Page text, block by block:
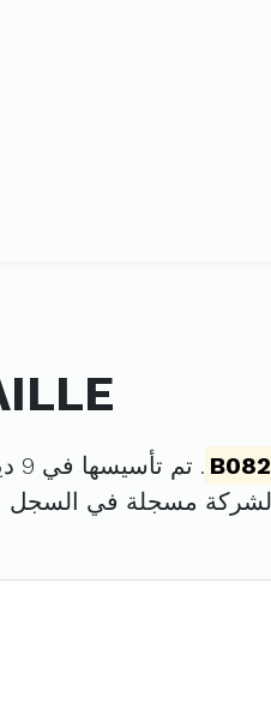
. تم تأسيسها في 9 ديسمبر 2015 برأس مال قدره
مسجلة في السجل